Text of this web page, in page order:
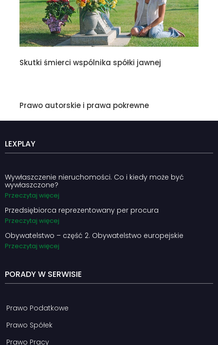
Skutki śmierci wspólnika spółki jawnej
Prawo autorskie i prawa pokrewne
LEXPLAY
Wywłaszczenie nieruchomości. Co i kiedy może być
wywłaszczone?
Przeczytaj więcej
Przedsiębiorca reprezentowany per procura
Przeczytaj więcej
Obywatelstwo – część 2. Obywatelstwo europejskie
Przeczytaj więcej
PORADY W SERWISIE
Prawo Podatkowe
Prawo Spółek
Prawo Pracy